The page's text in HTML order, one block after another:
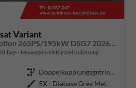
Variant
R-Line 2.0 TSI 4Motion 265PS/195kW DSG7 2026 +HUD +TRAVEL +15" NAVI +ACC +360° +PANO +AHK +MATRIX +EL. HECKKLAPPE +KEYLESS +3Z-KLIMA +SHZ +LENKRADHZ +MASSAGE +DIG. COCKPIT
20 Tage Neuwagen mit Kurzzeitzulassung
Getriebe
Doppelkupplungsgetriebe (DSG)
Außenfarbe 5X - Diabase Grey Met.